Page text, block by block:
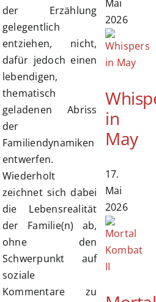
der Erzählung
gelegentlich
entziehen, nicht,
dafür jedoch einen
lebendigen,
thematisch
geladenen Abriss
der
Familiendynamiken
entwerfen.
Wiederholt
zeichnet sich dabei
die Lebensrealität
der Familie(n) ab,
ohne den
Schwerpunkt auf
soziale
Kommentare zu
Mai
2026
in
May
17.
Mai
2026